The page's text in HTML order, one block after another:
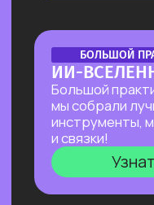
Старт в нейросетях
—
в мир нейросетей.
полезные рекомендации и
с нейросетями для тех,
Высшее